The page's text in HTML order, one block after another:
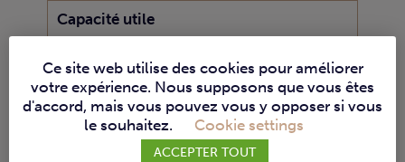
Capacité utile
3,00 x 2,00 m (CHV 3020)
3,50 x 2,50 m (CHV 3525)
Encombrement au sol
Ce site web utilise des cookies pour améliorer
votre expérience. Nous supposons que vous êtes
d'accord, mais vous pouvez vous y opposer si vous
le souhaitez.
Cookie settings
ACCEPTER TOUT